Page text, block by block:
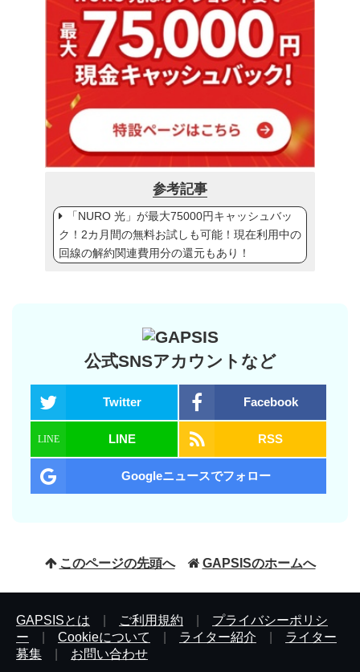
参考記事
「NURO 光」が最大75000円キャッシュバッ
ク！2カ月間の無料お試しも可能！現在利用中の
回線の解約関連費用分の還元もあり！
公式SNSアカウントなど
Twitter Facebook
LINE RSS
Googleニュースでフォロー
このページの先頭へ GAPSISのホームへ
GAPSISとは ご利用規約
プライバシーポリシ
ー
Cookieについて ライター紹介
ライター
募集
お問い合わせ